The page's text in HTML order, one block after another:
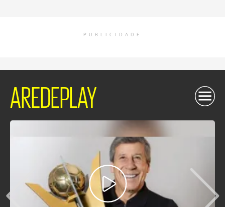
PUBLICIDADE
AREDEPLAY